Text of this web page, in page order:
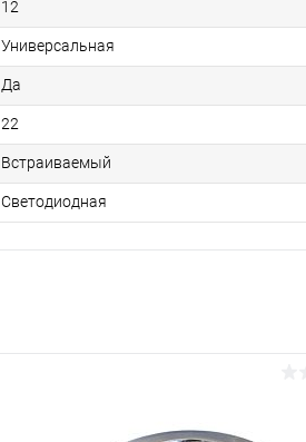
12
Универсальная
Да
22
Встраиваемый
Светодиодная